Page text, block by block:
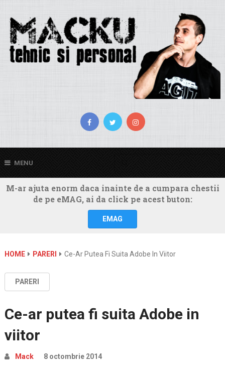
MENU
M-ar ajuta enorm daca inainte de a cumpara chestii
de pe eMAG, ai da click pe acest buton:
EMAG
HOME PARERI Ce-Ar Putea Fi Suita Adobe In Viitor
PARERI
Ce-ar putea fi suita Adobe in
viitor
Mack 8 octombrie 2014